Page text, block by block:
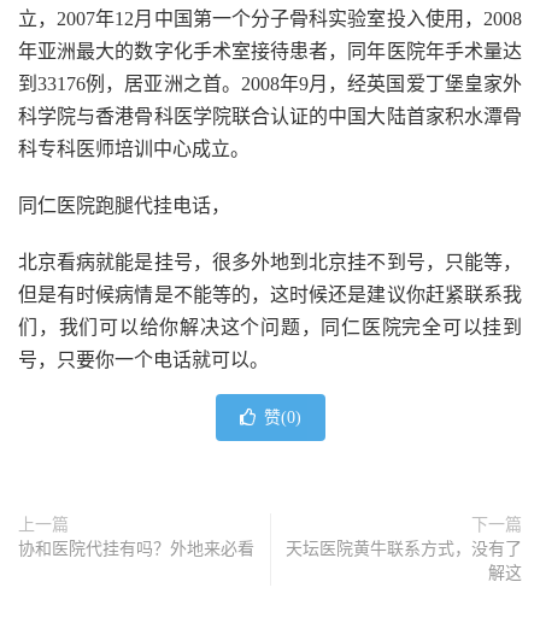
立，2007年12月中国第一个分子骨科实验室投入使用，2008
年亚洲最大的数字化手术室接待患者，同年医院年手术量达
到33176例，居亚洲之首。2008年9月，经英国爱丁堡皇家外
科学院与香港骨科医学院联合认证的中国大陆首家积水潭骨
科专科医师培训中心成立。
同仁医院跑腿代挂电话，
北京看病就能是挂号，很多外地到北京挂不到号，只能等，
但是有时候病情是不能等的，这时候还是建议你赶紧联系我
们，我们可以给你解决这个问题，同仁医院完全可以挂到
号，只要你一个电话就可以。
赞(0)
上一篇
协和医院代挂有吗？外地来必看
下一篇
天坛医院黄牛联系方式，没有了
解这